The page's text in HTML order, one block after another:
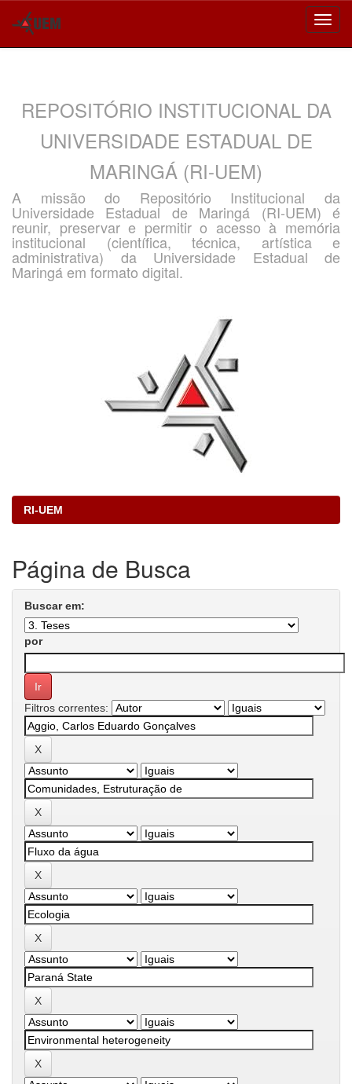
REPOSITÓRIO INSTITUCIONAL DA
UNIVERSIDADE ESTADUAL DE
MARINGÁ (RI-UEM)
A missão do Repositório Institucional da
Universidade Estadual de Maringá (RI-UEM) é
reunir, preservar e permitir o acesso à memória
institucional (científica, técnica, artística e
administrativa) da Universidade Estadual de
Maringá em formato digital.
RI-UEM
Página de Busca
Buscar em:
por
Filtros correntes: